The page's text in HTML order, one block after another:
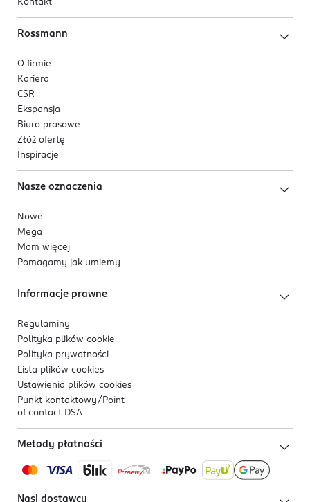
Kontakt
Rossmann
O firmie
Kariera
CSR
Ekspansja
Biuro prasowe
Złóż ofertę
Inspiracje
Nasze oznaczenia
Nowe
Mega
Mam więcej
Pomagamy jak umiemy
Informacje prawne
Regulaminy
Polityka plików cookie
Polityka prywatności
Lista plików cookies
Ustawienia plików cookies
Punkt kontaktowy/ Point
of contact DSA
Metody płatności
Nasi dostawcy